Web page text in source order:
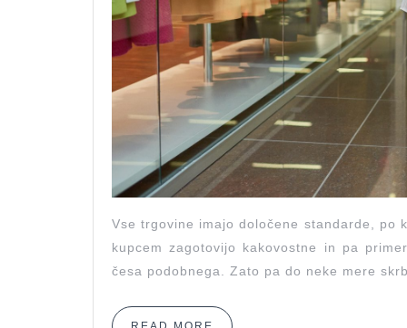
Vse trgovine imajo določene standarde, po
kupcem zagotovijo kakovostne in pa
česa podobnega. Zato pa do neke mere
READ